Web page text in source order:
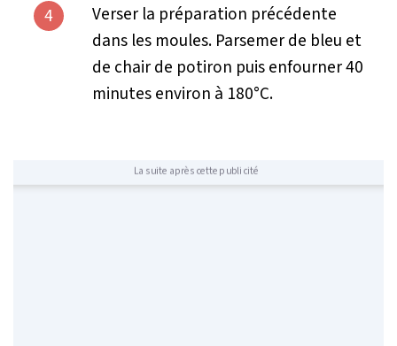
4
Verser la préparation précédente
dans les moules. Parsemer de bleu et
de chair de potiron puis enfourner 40
minutes environ à 180°C.
La suite après cette publicité